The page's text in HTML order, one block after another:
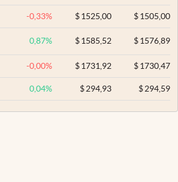
-0,33% $ 1525,00 $1505,00
0,87% $ 1585,52 $1576,89
-0,00% $ 1731,92 $1730,47
0,04% $ 294,93 $294,59